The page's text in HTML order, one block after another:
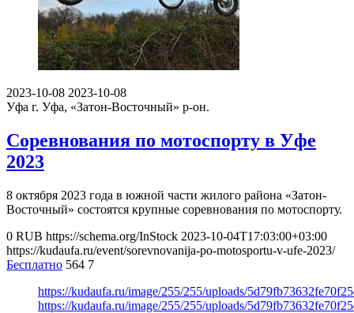
2023-10-08 2023-10-08
Уфа г. Уфа, «Затон-Восточный» р-он.
Соревнования по мотоспорту в Уфе
2023
8 октября 2023 года в южной части жилого района «Затон-
Восточный» состоятся крупные соревнования по мотоспорту.
0 RUB https://schema.org/InStock 2023-10-04T17:03:00+03:00
https://kudaufa.ru/event/sorevnovanija-po-motosportu-v-ufe-2023/
Бесплатно 564 7
https://kudaufa.ru/image/255/255/uploads/
https://kudaufa.ru/image/255/255/uploads/